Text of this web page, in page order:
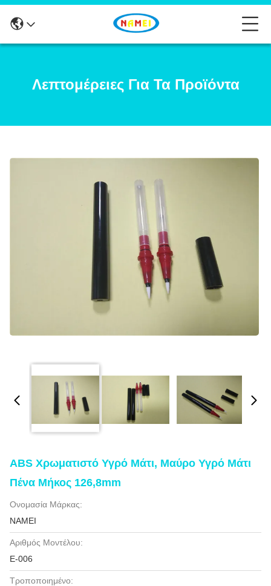
Λεπτομέρειες Για Τα Προϊόντα
ABS Χρωματιστό Υγρό Μάτι, Μαύρο Υγρό Μάτι
Πένα Μήκος 126,8mm
Ονομασία Μάρκας:
NAMEI
Αριθμός Μοντέλου:
Ε-006
Τροποποιημένο: